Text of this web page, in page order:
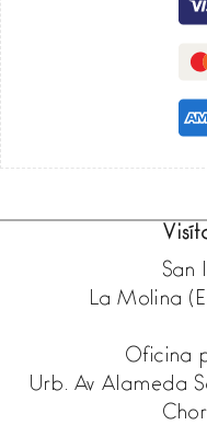
San
La Molina
Oficina
Urb. Av Alameda